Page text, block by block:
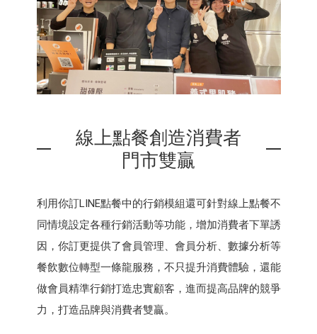
線上點餐創造消費者
門市雙贏
利用你訂LINE點餐中的行銷模組還可針對線上點餐不
同情境設定各種行銷活動等功能，增加消費者下單誘
因，你訂更提供了會員管理、會員分析、數據分析等
餐飲數位轉型一條龍服務，不只提升消費體驗，還能
做會員精準行銷打造忠實顧客，進而提高品牌的競爭
力，打造品牌與消費者雙贏。